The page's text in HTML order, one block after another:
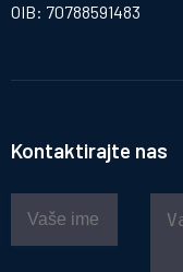
OIB: 70788591483
Kontaktirajte nas